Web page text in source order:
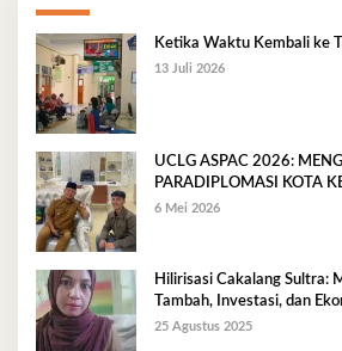
Ketika Waktu Kembali ke
13 Juli 2026
UCLG ASPAC 2026:
PARADIPLOMASI KOTA
6 Mei 2026
Hilirisasi Cakalang Sultra:
Tambah, Investasi, dan
Berkelanjutan
25 Agustus 2025